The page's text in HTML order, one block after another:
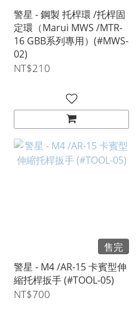
警星 - 鋼製 托桿環 /托桿固
定環（Marui MWS /MTR-
16 GBB系列專用）(#MWS-
02)
NT$210
售完
警星 - M4 /AR-15 卡賓型伸
縮托桿扳手 (#TOOL-05)
NT$700